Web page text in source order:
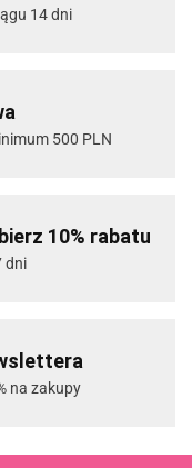
14 dni
500 PLN
10% rabatu
dni
na zakupy